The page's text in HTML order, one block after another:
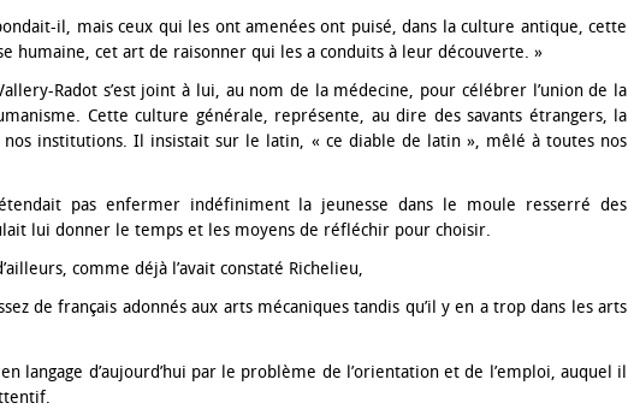
il, mais ceux qui les ont amenées ont puisé, dans la culture antique, cette
humaine, cet art de raisonner qui les a conduits à leur découverte. »
Radot s’est joint à lui, au nom de la médecine, pour célébrer l’union de la
Cette culture générale, représente, au dire des savants étrangers, la
nos institutions. Il insistait sur le latin, « ce diable de latin », mêlé à toutes nos
pas enfermer indéfiniment la jeunesse dans le moule resserré des
lui donner le temps et les moyens de réfléchir pour choisir.
comme déjà l’avait constaté Richelieu,
de français adonnés aux arts mécaniques tandis qu’il y en a trop dans les arts
langage d’aujourd’hui par le problème de l’orientation et de l’emploi, auquel il